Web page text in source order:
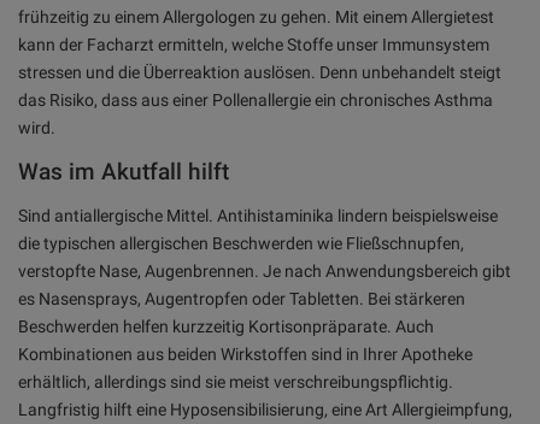
frühzeitig zu einem Allergologen zu gehen. Mit einem Allergietest
kann der Facharzt ermitteln, welche Stoffe unser Immunsystem
stressen und die Überreaktion auslösen. Denn unbehandelt steigt
das Risiko, dass aus einer Pollenallergie ein chronisches Asthma
wird.
Was im Akutfall hilft
Sind antiallergische Mittel. Antihistaminika lindern beispielsweise
die typischen allergischen Beschwerden wie Fließschnupfen,
verstopfte Nase, Augenbrennen. Je nach Anwendungsbereich gibt
es Nasensprays, Augentropfen oder Tabletten. Bei stärkeren
Beschwerden helfen kurzzeitig Kortisonpräparate. Auch
Kombinationen aus beiden Wirkstoffen sind in Ihrer Apotheke
erhältlich, allerdings sind sie meist verschreibungspflichtig.
Langfristig hilft eine Hyposensibilisierung, eine Art Allergieimpfung,